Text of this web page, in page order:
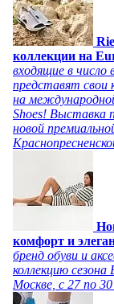
коллекции на
входящие в число
представят свои
на
Shoes! Выставка
новой
комфорт и
бренд обуви и
коллекцию
Москве, с 27 по